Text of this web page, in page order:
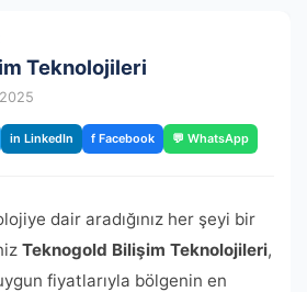
Teknolojileri
in LinkedIn f Facebook 💬 WhatsApp
dair aradığınız her şeyi bir
Teknogold Bilişim Teknolojileri,
fiyatlarıyla bölgenin en